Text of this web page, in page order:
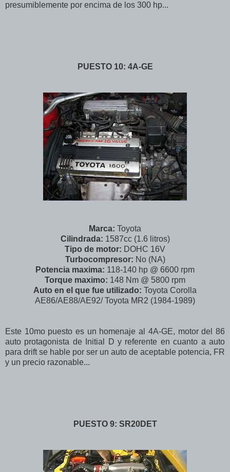
presumiblemente por encima de los 300 hp...
PUESTO 10: 4A-GE
Marca: Toyota
Cilindrada: 1587cc (1.6 litros)
Tipo de motor: DOHC 16V
Turbocompresor: No (NA)
Potencia maxima: 118-140 hp @ 6600 rpm
Torque maximo: 148 Nm @ 5800 rpm
Auto en el que fue utilizado: Toyota Corolla
AE86/AE88/AE92/ Toyota MR2 (1984-1989)
Este 10mo puesto es un homenaje al 4A-GE, motor del 86
auto protagonista de Initial D y referente en cuanto a auto
para drift se hable por ser un auto de aceptable potencia, FR
y un precio razonable...
PUESTO 9: SR20DET